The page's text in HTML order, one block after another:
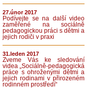
27.únor 2017
Podívejte se na další video
zaměřené na sociálně
pedagogickou práci s dětmi a
jejich rodiči v praxi
31.leden 2017
Zveme Vás ke sledování
videa „Sociálně-pedagogická
práce s ohroženými dětmi a
jejich rodinami v přirozeném
rodinném prostředí“